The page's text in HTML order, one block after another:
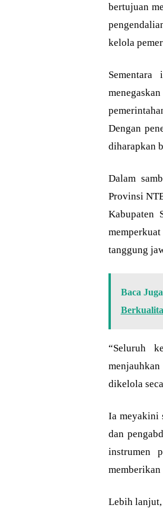
bertujuan
kelola
Dengan
diharapkan
Dalam
Provinsi
Kabupaten
tanggung
Baca
“Seluruh
dikelola
Ia meyakini
dan
instrumen
memberikan
Lebih lanjut,